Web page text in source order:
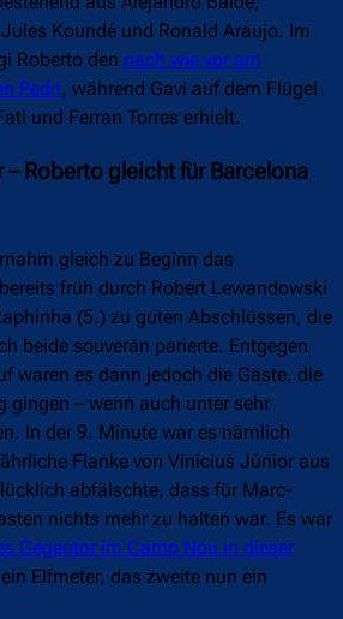
Koundé und Ronald Araujo. Im
Roberto den nach wie vor am
Pedri, während Gavi auf dem Flügel
und Ferran Torres erhielt.
Roberto gleicht für Barcelona
gleich zu Beginn das
früh durch Robert Lewandowski
(5.) zu guten Abschlüssen, die
beide souverän parierte. Entgegen
waren es dann jedoch die Gäste, die
gingen – wenn auch unter sehr
In der 9. Minute war es nämlich
Flanke von Vinícius Júnior aus
abfälschte, dass für Marc-
nichts mehr zu halten war. Es war
Gegentor im Camp Nou in dieser
Elfmeter, das zweite nun ein